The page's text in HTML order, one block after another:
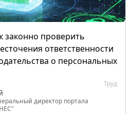
законно проверить
ответственности
о персональных
Труд
директор портала